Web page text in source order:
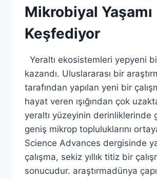
Mikrobiyal Yaşamı
Keşfediyor
Yeraltı ekosistemleri yepyeni
kazandı. Uluslararası bir
tarafından yapılan yeni bir
hayat veren ışığından çok
yeraltı yüzeyinin derinliklerinde
geniş mikrop topluluklarını
Science Advances dergisinde
çalışma, sekiz yıllık titiz bir
sonucudur. araştırmadünya